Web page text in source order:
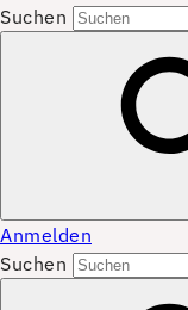
Suchen
Anmelden
Suchen